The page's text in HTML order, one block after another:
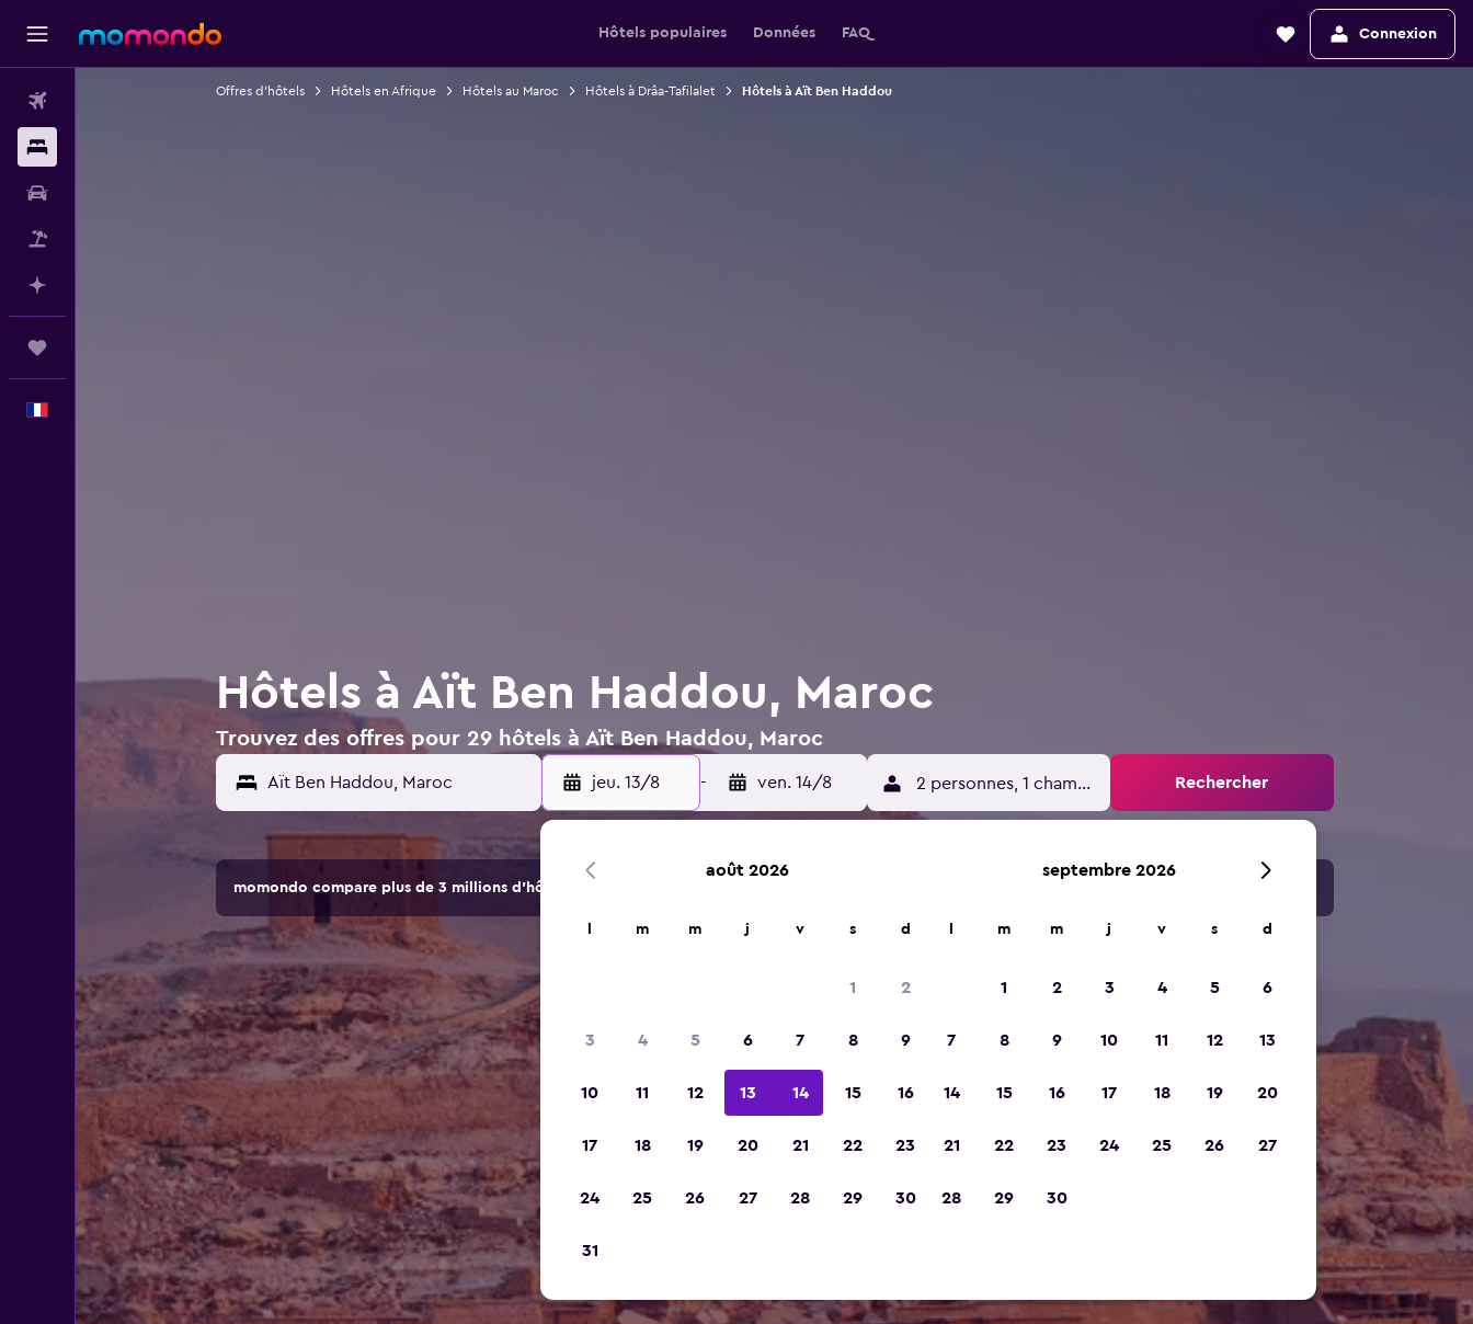
Hôtels populaires Données FAQ Connexion
Offres d’hôtels Hôtels en Afrique Hôtels au Maroc Hôtels à Drâa-Tafilalet Hôtels à Aït Ben Haddou
Hôtels à Aït Ben Haddou, Maroc
Trouvez des offres pour 29 hôtels à Aït Ben Haddou, Maroc
Aït Ben Haddou, Maroc jeu. 13/8 - ven. 14/8 2 personnes, 1 chambre Rechercher
momondo compare plus de 3 millions d'hôtels et d'hébergements.
août 2026
m m j v s d
1 2
3 4 5 6 7 8 9
10 11 12 13 14 15 16
17 18 19 20 21 22 23
24 25 26 27 28 29 30
31
septembre 2026
m m j v s d
1 2 3 4 5 6
7 8 9 10 11 12 13
14 15 16 17 18 19 20
21 22 23 24 25 26 27
28 29 30